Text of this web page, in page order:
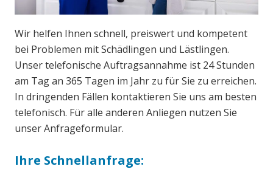
Wir helfen Ihnen schnell, preiswert und kompetent
bei Problemen mit Schädlingen und Lästlingen.
Unser telefonische Auftragsannahme ist 24 Stunden
am Tag an 365 Tagen im Jahr zu für Sie zu erreichen.
In dringenden Fällen kontaktieren Sie uns am besten
telefonisch. Für alle anderen Anliegen nutzen Sie
unser Anfrageformular.
Ihre Schnellanfrage: